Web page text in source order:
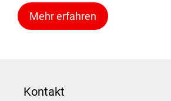
Mehr erfahren
Kontakt